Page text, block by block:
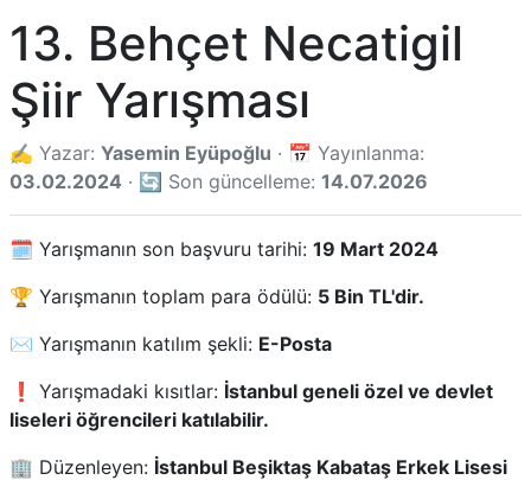
13. Behçet Necatigil
Şiir Yarışması
✍️ Yazar: Yasemin Eyüpoğlu · 📅 Yayınlanma:
03.02.2024 · 🔄 Son güncelleme: 14.07.2026
🗓️ Yarışmanın son başvuru tarihi: 19 Mart 2024
🏆 Yarışmanın toplam para ödülü: 5 Bin TL'dir.
✉️ Yarışmanın katılım şekli: E-Posta
❗ Yarışmadaki kısıtlar: İstanbul geneli özel ve devlet
liseleri öğrencileri katılabilir.
🏢 Düzenleyen: İstanbul Beşiktaş Kabataş Erkek Lisesi